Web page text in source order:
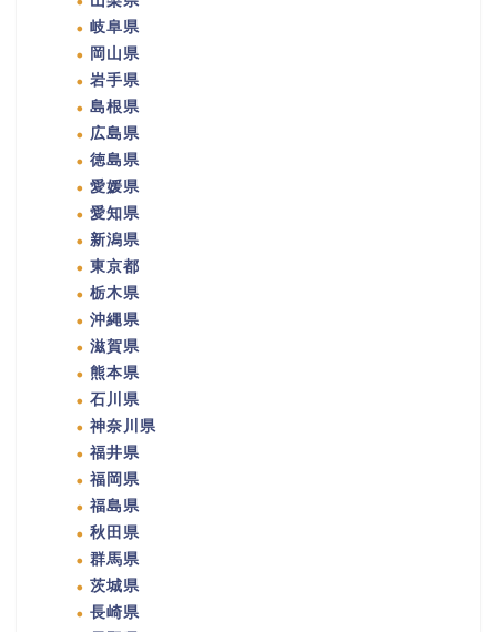
岐阜県
岡山県
岩手県
島根県
広島県
徳島県
愛媛県
愛知県
新潟県
東京都
栃木県
沖縄県
滋賀県
熊本県
石川県
神奈川県
福井県
福岡県
福島県
秋田県
群馬県
茨城県
長崎県